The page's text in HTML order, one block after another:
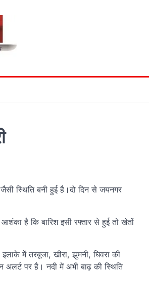
स्थिति बनी हुई है।दो दिन से जयनगर
है कि बारिश इसी रफ्तार से हुई तो खेतों
में तरबूजा, खीरा, झुमनी, घिवरा की
पर है। नदी में अभी बाढ़ की स्थिति